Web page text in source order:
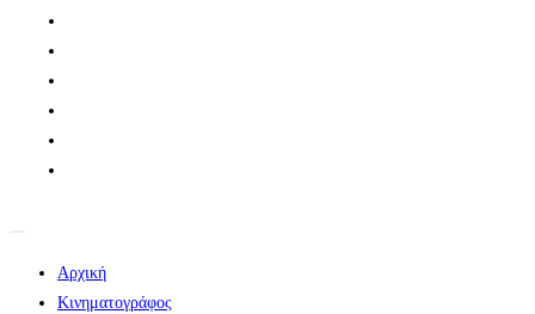
Αρχική
Κινηματογράφος